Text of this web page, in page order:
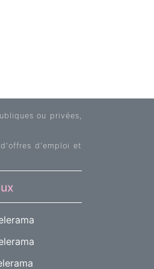
ou privées,
d'emploi et